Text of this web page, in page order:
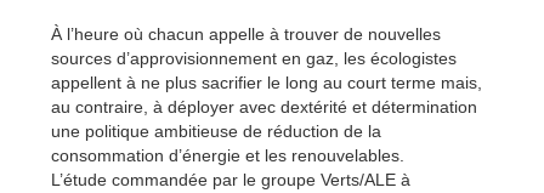
À l’heure où chacun appelle à trouver de nouvelles
sources d’approvisionnement en gaz, les écologistes
appellent à ne plus sacrifier le long au court terme mais,
au contraire, à déployer avec dextérité et détermination
une politique ambitieuse de réduction de la
consommation d’énergie et les renouvelables.
L’étude commandée par le groupe Verts/ALE à